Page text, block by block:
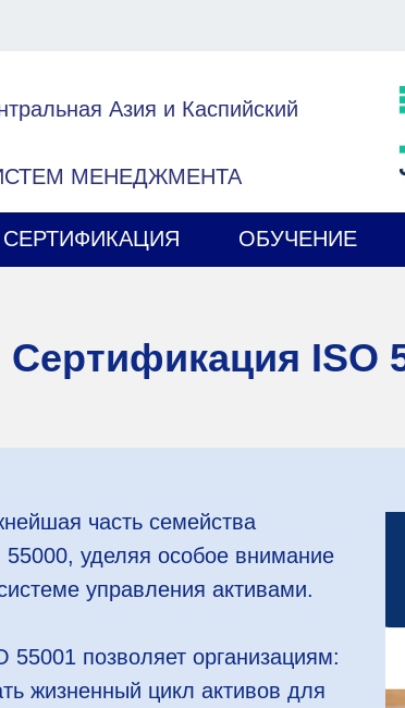
Азия и Каспийский
МЕНЕДЖМЕНТА
СЕРТИФИКАЦИЯ ОБУЧЕНИЕ
Сертификация ISO
часть семейства
55000, уделяя особое внимание
управления активами.
55001 позволяет организациям:
жизненный цикл активов для